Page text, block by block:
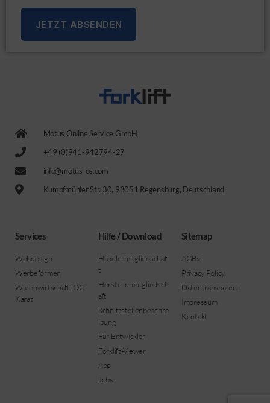
Motus Online Service GmbH
+49 (0)941-942794-27
info@motus-os.com
Kumpfmühler Str. 30, 93051 Regensburg, Deutschland
Services
Webdesign
Werbeformen
Warenwirtschaft: OC-
Karat
Hilfe / Download
Händlermitgliedschaf
t
Herstellermitgliedsch
aft
Schnittstellenbeschre
ibung
Für Entwickler
Forklift-Viewer
App
Jobs
Sitemap
AGBs
Privacy Policy
Datentransparenz
Impressum
Kontakt